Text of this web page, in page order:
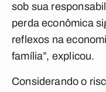
sob sua
perda econômica
reflexos na
família”, explicou.
Considerando o